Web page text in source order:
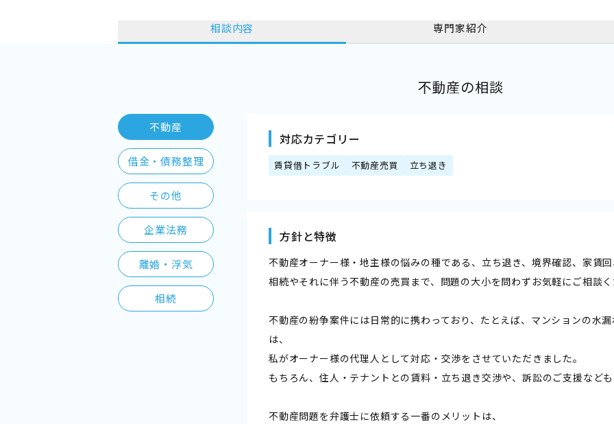
相談内容 専門家紹介
不動産の相談
不動産
借金・債務整理
その他
企業法務
離婚・浮気
相続
対応カテゴリー
賃貸借トラブル 不動産売買 立ち退き
方針と特徴
不動産オーナー様・地主様の悩みの種である、立ち退き、境界確認、家賃
相続やそれに伴う不動産の売買まで、問題の大小を問わずお気軽にご相談
不動産の紛争案件には日常的に携わっており、たとえば、マンションの水
は、
私がオーナー様の代理人として対応・交渉をさせていただきました。
もちろん、住人・テナントとの賃料・立ち退き交渉や、訴訟のご支援など
不動産問題を弁護士に依頼する一番のメリットは、